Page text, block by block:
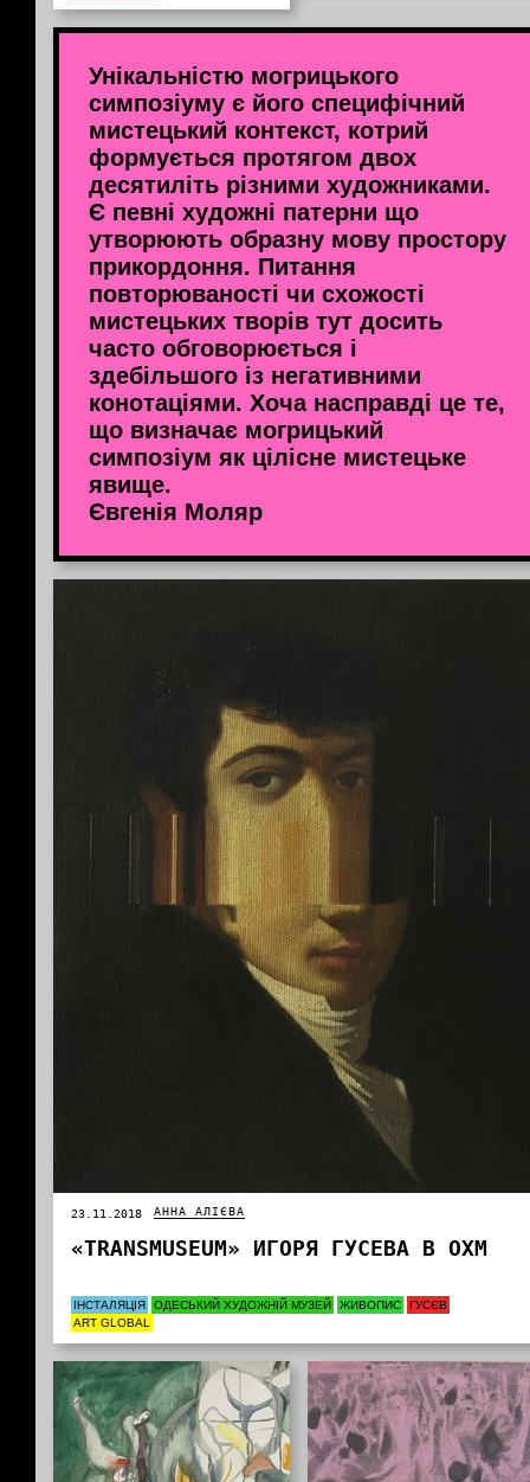
Унікальністю могрицького
симпозіуму є його специфічний
мистецький контекст, котрий
формується протягом двох
десятиліть різними художниками.
Є певні художні патерни що
утворюють образну мову простору
прикордоння. Питання
повторюваності чи схожості
мистецьких творів тут досить
часто обговорюється і
здебільшого із негативними
конотаціями. Хоча насправді це те,
що визначає могрицький
симпозіум як цілісне мистецьке
явище.
Євгенія Моляр
23.11.2018 АННА АЛІЄВА
«TRANSMUSEUM» ИГОРЯ ГУСЕВА В ОХМ
ІНСТАЛЯЦІЯ ОДЕСЬКИЙ ХУДОЖНІЙ МУЗЕЙ ЖИВОПИС
ГУСЄВ
ART GLOBAL